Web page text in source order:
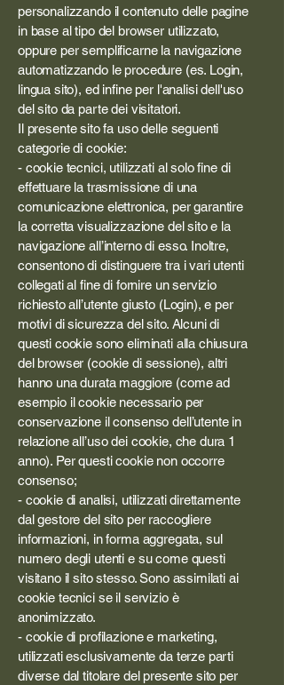
personalizzando il contenuto delle pagine
in base al tipo del browser utilizzato,
oppure per semplificarne la navigazione
automatizzando le procedure (es. Login,
lingua sito), ed infine per l'analisi dell'uso
del sito da parte dei visitatori.
Il presente sito fa uso delle seguenti
categorie di cookie:
- cookie tecnici, utilizzati al solo fine di
effettuare la trasmissione di una
comunicazione elettronica, per garantire
la corretta visualizzazione del sito e la
navigazione all’interno di esso. Inoltre,
consentono di distinguere tra i vari utenti
collegati al fine di fornire un servizio
richiesto all’utente giusto (Login), e per
motivi di sicurezza del sito. Alcuni di
questi cookie sono eliminati alla chiusura
del browser (cookie di sessione), altri
hanno una durata maggiore (come ad
esempio il cookie necessario per
conservazione il consenso dell’utente in
relazione all’uso dei cookie, che dura 1
anno). Per questi cookie non occorre
consenso;
- cookie di analisi, utilizzati direttamente
dal gestore del sito per raccogliere
informazioni, in forma aggregata, sul
numero degli utenti e su come questi
visitano il sito stesso. Sono assimilati ai
cookie tecnici se il servizio è
anonimizzato.
- cookie di profilazione e marketing,
utilizzati esclusivamente da terze parti
diverse dal titolare del presente sito per